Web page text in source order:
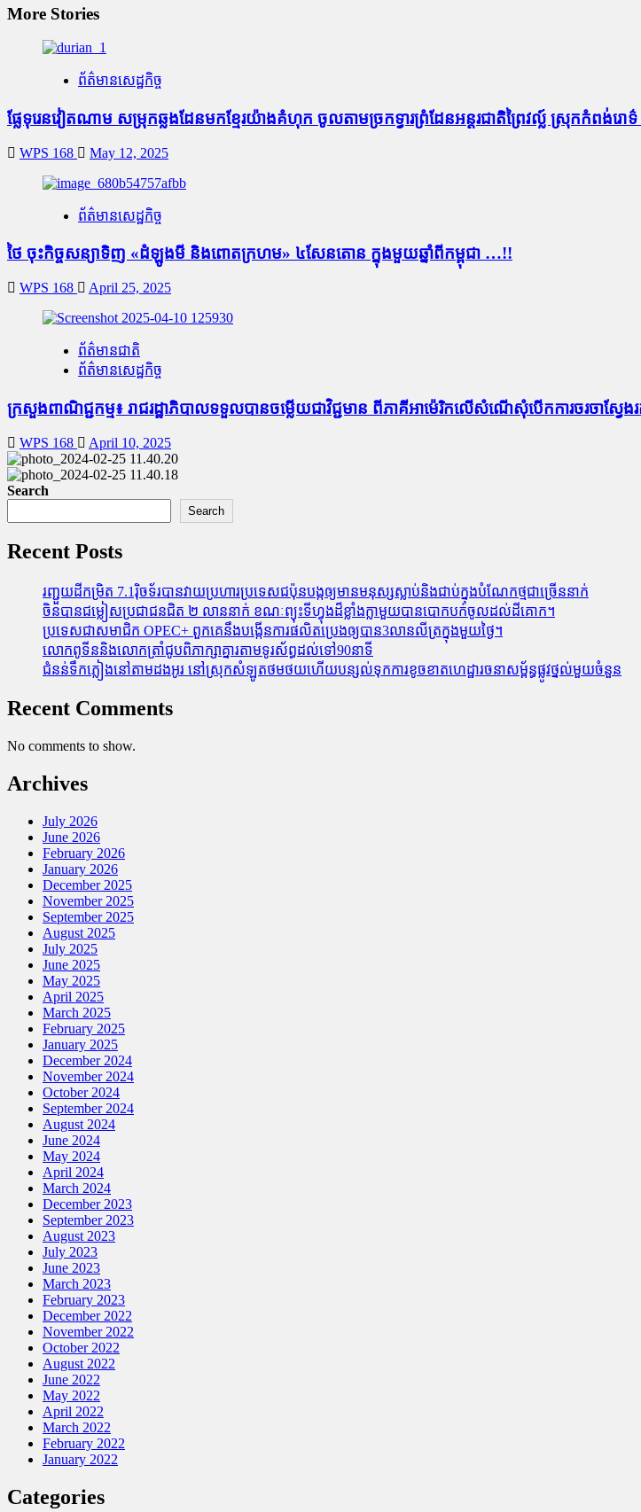
More Stories
ព័ត៌មានសេដ្ឋកិច្ច
ផ្លែ​ទុរេន​វៀតណាម សម្រុក​ឆ្លង​ដែន​មក​ខ្មែរ​យ៉ាង​គំហុក ចូល​តាម​ច្រក​ទ្វារ​ព្រំដែន​អន្តរជាតិព្រៃ​វ​ល្ល៍ ស្រុក​កំពង់​រោ​
WPS 168 May 12, 2025
ព័ត៌មានសេដ្ឋកិច្ច
ថៃ ចុះកិច្ចសន្យាទិញ «ដំឡូងមី និងពោតក្រហម» ៤សែនតោន ក្នុងមួយឆ្នាំពីកម្ពុជា …!!
WPS 168 April 25, 2025
ព័ត៌មានជាតិ
ព័ត៌មានសេដ្ឋកិច្ច
ក្រសួងពាណិជ្ជកម្ម៖ រាជរដ្ឋាភិបាលទទួលបានចម្លើយជាវិជ្ជមាន ពីភាគីអាម៉េរិកលើសំណើសុំបើកការចរចាស្វ
WPS 168 April 10, 2025
Search
Search
Recent Posts
រញ្ជួយដីកម្រិត​ 7.1រ៉ិចទ័របានវាយប្រហារប្រទេសជប៉ុនបង្កឲ្យមានមនុស្សស្លាប់​និង​ជាប់ក្នុងបំណែកថ្មជាច្រើននាក់
ចិនបានជម្លៀសប្រជាជនជិត ២ លាននាក់ ខណៈព្យុះទីហ្វុងដ៏ខ្លាំងក្លាមួយបានបោកបក់ចូលដល់ដីគោក។
ប្រទេសជាសមាជិក OPEC+​ ពួកគេនឹងបង្កើនការផលិតប្រេងឲ្យបាន3លានលីត្រក្នុងមួយថ្ងៃ។
លោកពូទីននិងលោកត្រាំជូបពិភាក្សាគ្នារតាមទូរស័ព្ធដល់ទៅ90នាទី
ជំនន់​ទឹកភ្លៀង​នៅ​តាម​ដងអូរ​ នៅ​ស្រុក​សំឡូត​ថមថយ​ហើយ​បន្សល់​ទុក​ការ​ខូចខាត​ហេដ្ឋារចនាសម្ព័ន្ធ​ផ្លូវថ្នល់​មួយ​ចំនួន
Recent Comments
No comments to show.
Archives
July 2026
June 2026
February 2026
January 2026
December 2025
November 2025
September 2025
August 2025
July 2025
June 2025
May 2025
April 2025
March 2025
February 2025
January 2025
December 2024
November 2024
October 2024
September 2024
August 2024
June 2024
May 2024
April 2024
March 2024
December 2023
September 2023
August 2023
July 2023
June 2023
March 2023
February 2023
December 2022
November 2022
October 2022
August 2022
June 2022
May 2022
April 2022
March 2022
February 2022
January 2022
Categories